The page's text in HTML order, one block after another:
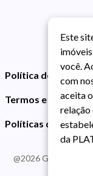
Política de
Termos e
Políticas de
@2026Guarida
413J |
Este
você.
com
aceita
relação
da